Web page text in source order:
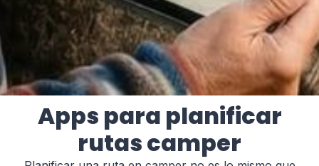
Apps para planificar
rutas camper